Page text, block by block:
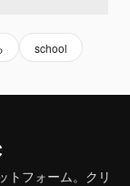
school
トフォーム。クリ